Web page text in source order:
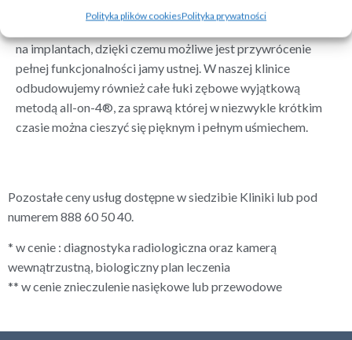
Polityka plików cookiesPolityka prywatności
całe łuki zębowe. Obok tradycyjny rozwiązań ruchomych
na implantach, dzięki czemu możliwe jest przywrócenie
pełnej funkcjonalności jamy ustnej. W naszej klinice
odbudowujemy również całe łuki zębowe wyjątkową
metodą all-on-4®, za sprawą której w niezwykle krótkim
czasie można cieszyć się pięknym i pełnym uśmiechem.
Pozostałe ceny usług dostępne w siedzibie Kliniki lub pod
numerem 888 60 50 40.
* w cenie : diagnostyka radiologiczna oraz kamerą
wewnątrzustną, biologiczny plan leczenia
** w cenie znieczulenie nasiękowe lub przewodowe